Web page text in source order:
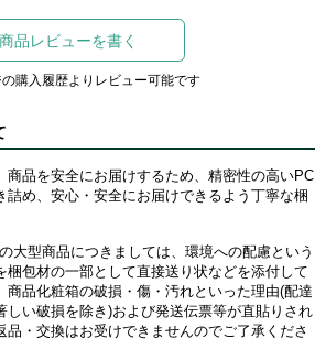
商品レビューを書く
購入履歴よりレビュー可能です
商品を安全にお届けするため、精密性の高いPC
詰め、安心・安全にお届けできるよう丁寧な梱
大型商品につきましては、環境への配慮という
梱包材の一部として直接送り状などを添付して
商品化粧箱の破損・傷・汚れといった理由(配達
しい破損を除き)および発送伝票等が直貼りされ
品・交換はお受けできませんのでご了承くださ